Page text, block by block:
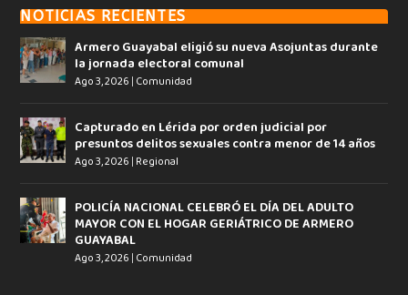
NOTICIAS RECIENTES
Armero Guayabal eligió su nueva Asojuntas durante
la jornada electoral comunal
Ago 3, 2026 | Comunidad
Capturado en Lérida por orden judicial por
presuntos delitos sexuales contra menor de 14 años
Ago 3, 2026 | Regional
POLICÍA NACIONAL CELEBRÓ EL DÍA DEL ADULTO
MAYOR CON EL HOGAR GERIÁTRICO DE ARMERO
GUAYABAL
Ago 3, 2026 | Comunidad